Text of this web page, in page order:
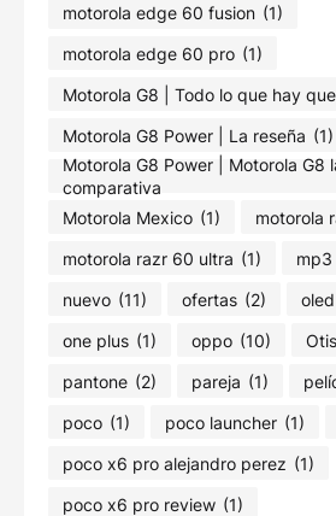
motorola edge 60 fusion (1)
motorola edge 60 pro (1)
Motorola G8 | Todo lo que hay
Motorola G8 Power | La reseña (1)
Motorola G8 Power | Motorola G8
comparativa
Motorola Mexico (1) motorola
motorola razr 60 ultra (1) mp3
nuevo (11) ofertas (2) oled
one plus (1) oppo (10) Otis
pantone (2) pareja (1)
poco (1) poco launcher (1)
poco x6 pro alejandro perez (1)
poco x6 pro review (1)